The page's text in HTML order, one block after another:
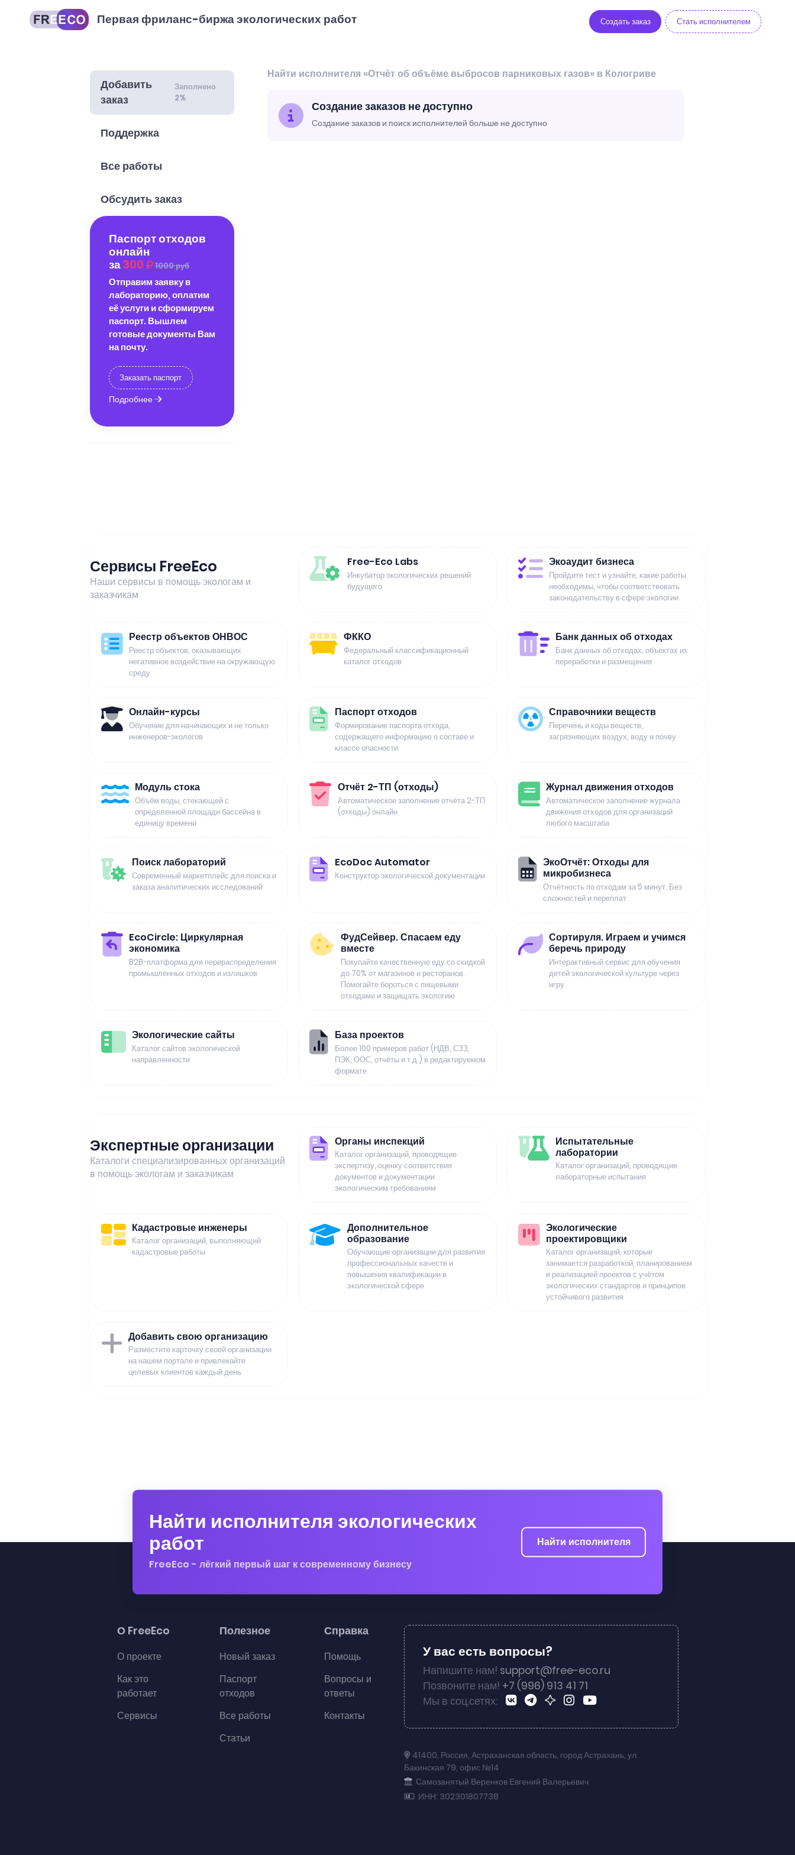
Первая фриланс-биржа экологических работ Создать заказ Стать исполнителем
Добавить
заказ
Заполнено
2%
Поддержка
Все работы
Обсудить заказ
Паспорт отходов
онлайн
за300 1000 руб
Отправим заявку в
лабораторию, оплатим
её услуги и сформируем
паспорт. Вышлем
готовые документы Вам
на почту.
Заказать паспорт
Подробнее
Найти исполнителя «Отчёт об объёме выбросов парниковых газов» в Кологриве
Создание заказов не доступно
Создание заказов и поиск исполнителей больше не доступно
Сервисы FreeEco
Наши сервисы в помощь экологам и
заказчикам
Free-Eco Labs
Инкубатор экологических решений
будущего
Экоаудит бизнеса
Пройдите тест и узнайте, какие работы
необходимы, чтобы соответствовать
законодательству в сфере экологии
Реестр объектов ОНВОС
Реестр объектов, оказывающих
негативное воздействие на окружающую
среду
ФККО
Федеральный классификационный
каталог отходов
Банк данных об отходах
Банк данных об отходах, объектах их
переработки и размещения
Онлайн-курсы
Обучение для начинающих и не только
инженеров-экологов
Паспорт отходов
Формирование паспорта отхода,
содержащего информацию о составе и
классе опасности
Справочники веществ
Перечень и коды веществ,
загрязняющих воздух, воду и почву
Модуль стока
Объём воды, стекающей с
определенной площади бассейна в
единицу времени
Отчёт 2-ТП (отходы)
Автоматическое заполнение отчёта 2-ТП
(отходы) онлайн
Журнал движения отходов
Автоматическое заполнение журнала
движения отходов для организаций
любого масштаба
Поиск лабораторий
Современный маркетплейс для поиска и
заказа аналитических исследований
EcoDoc Automator
Конструктор экологической документации
ЭкоОтчёт: Отходы для
микробизнеса
Отчётность по отходам за 5 минут. Без
сложностей и переплат
EcoCircle: Циркулярная
экономика
B2B-платформа для перераспределения
промышленных отходов и излишков
ФудСейвер. Спасаем еду
вместе
Покупайте качественную еду со скидкой
до 70% от магазинов и ресторанов.
Помогайте бороться с пищевыми
отходами и защищать экологию
Сортируля. Играем и учимся
беречь природу
Интерактивный сервис для обучения
детей экологической культуре через
игру
Экологические сайты
Каталог сайтов экологической
направленности
База проектов
Более 100 примеров работ (НДВ, СЗЗ,
ПЭК, ООС, отчёты и т.д.) в редактируемом
формате
Экспертные организации
Каталоги специализированных организаций
в помощь экологам и заказчикам
Органы инспекций
Каталог организаций, проводящие
экспертизу, оценку соответствия
документов и документации
экологическим требованиям
Испытательные
лаборатории
Каталог организаций, проводящие
лабораторные испытания
Кадастровые инженеры
Каталог организаций, выполняющий
кадастровые работы
Дополнительное
образование
Обучающие организации для развития
профессиональных качеств и
повышения квалификации в
экологической сфере
Экологические
проектировщики
Каталог организаций, которые
занимается разработкой, планированием
и реализацией проектов с учётом
экологических стандартов и принципов
устойчивого развития
Добавить свою организацию
Разместите карточку своей организации
на нашем портале и привлекайте
целевых клиентов каждый день
Найти исполнителя экологических
работ
FreeEco - лёгкий первый шаг к современному бизнесу
Найти исполнителя
О FreeEco
О проекте
Как это
работает
Сервисы
Полезное
Новый заказ
Паспорт
отходов
Все работы
Статьи
Справка
Помощь
Вопросы и
ответы
Контакты
У вас есть вопросы?
Напишите нам! support@free-eco.ru
Позвоните нам! +7 (996) 913 41 71
Мы в соц.сетях:
41400, Россия, Астраханская область, город Астрахань, ул.
Бакинская 79, офис №14
Самозанятый Веренков Евгений Валерьевич
ИНН: 302301807738